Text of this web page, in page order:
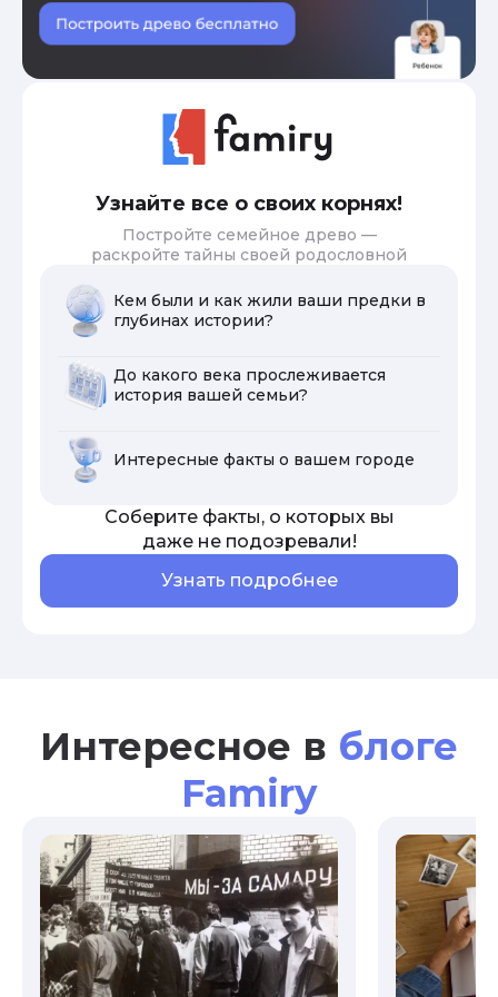
Узнайте все о своих корнях!
Постройте семейное древо —
раскройте тайны своей родословной
Кем были и как жили ваши предки в
глубинах истории?
До какого века прослеживается
история вашей семьи?
Интересные факты о вашем городе
Соберите факты, о которых вы
даже не подозревали!
Узнать подробнее
Интересное в блоге
Famiry